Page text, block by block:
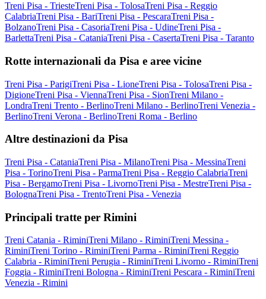
Treni Pisa - TriesteTreni Pisa - TolosaTreni Pisa - Reggio
CalabriaTreni Pisa - BariTreni Pisa - PescaraTreni Pisa -
BolzanoTreni Pisa - CasoriaTreni Pisa - UdineTreni Pisa -
BarlettaTreni Pisa - CataniaTreni Pisa - CasertaTreni Pisa - Taranto
Rotte internazionali da Pisa e aree vicine
Treni Pisa - ParigiTreni Pisa - LioneTreni Pisa - TolosaTreni Pisa -
DigioneTreni Pisa - ViennaTreni Pisa - SionTreni Milano -
LondraTreni Trento - BerlinoTreni Milano - BerlinoTreni Venezia -
BerlinoTreni Verona - BerlinoTreni Roma - Berlino
Altre destinazioni da Pisa
Treni Pisa - CataniaTreni Pisa - MilanoTreni Pisa - MessinaTreni
Pisa - TorinoTreni Pisa - ParmaTreni Pisa - Reggio CalabriaTreni
Pisa - BergamoTreni Pisa - LivornoTreni Pisa - MestreTreni Pisa -
BolognaTreni Pisa - TrentoTreni Pisa - Venezia
Principali tratte per Rimini
Treni Catania - RiminiTreni Milano - RiminiTreni Messina -
RiminiTreni Torino - RiminiTreni Parma - RiminiTreni Reggio
Calabria - RiminiTreni Perugia - RiminiTreni Livorno - RiminiTreni
Foggia - RiminiTreni Bologna - RiminiTreni Pescara - RiminiTreni
Venezia - Rimini